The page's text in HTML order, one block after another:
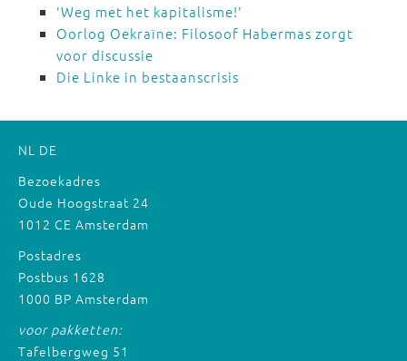
'Weg met het kapitalisme!'
Oorlog Oekraïne: Filosoof Habermas zorgt
voor discussie
Die Linke in bestaanscrisis
NL DE
Bezoekadres
Oude Hoogstraat 24
1012 CE Amsterdam
Postadres
Postbus 1628
1000 BP Amsterdam
voor pakketten:
Tafelbergweg 51